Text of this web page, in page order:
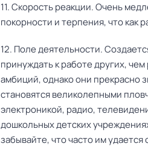
11. Скорость реакции. Очень
покорности и терпения, что как
12. Поле деятельности.
принуждать к работе других,
амбиций, однако они прекрасно
становятся великолепными
электроникой, радио,
дошкольных детских
забывайте, что часто им